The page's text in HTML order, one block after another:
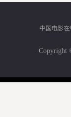
中国电影在
Copyright